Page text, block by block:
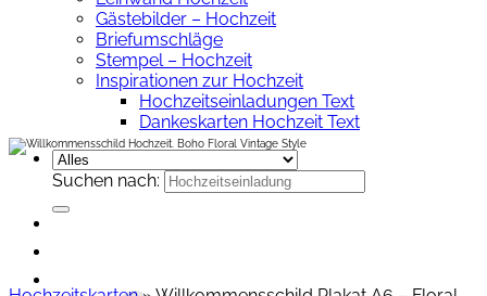
Gästebilder – Hochzeit
Briefumschläge
Stempel – Hochzeit
Inspirationen zur Hochzeit
Hochzeitseinladungen Text
Dankeskarten Hochzeit Text
Suchen nach: